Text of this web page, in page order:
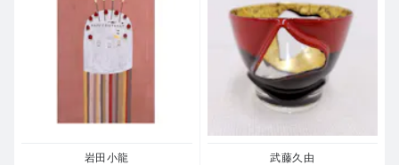
岩田小龍 武藤久由